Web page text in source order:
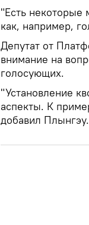
"Есть некоторые
как, например,
Депутат от
внимание на
голосующих.
"Установление
аспекты. К
добавил Плынгэу.